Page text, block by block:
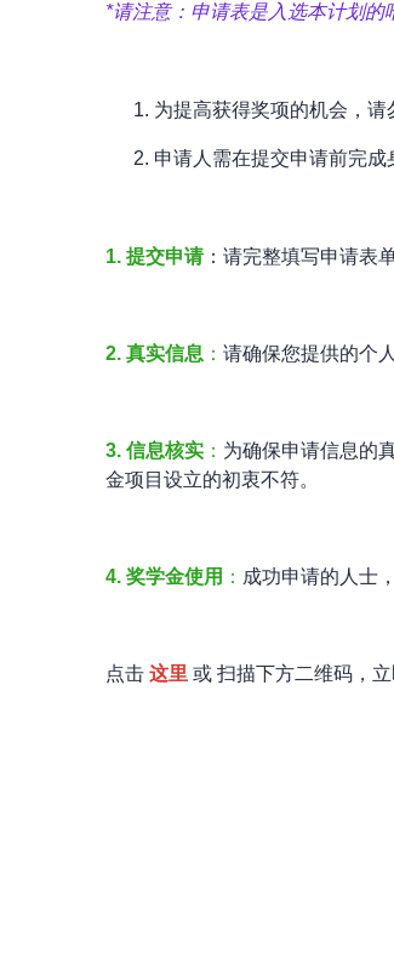
*请注意：申请表是入选本计划的
为提高获得奖项的机会，
申请人需在提交申请前完成
1. 提交申请：请完整填写申请表
2. 真实信息 ： 请确保您提供的个
3. 信息核实 ： 为确保申请信息的
金项目设立的初衷不符。
4. 奖学金使用 ： 成功申请的人士
点击 这里 或 扫描下方二维码，